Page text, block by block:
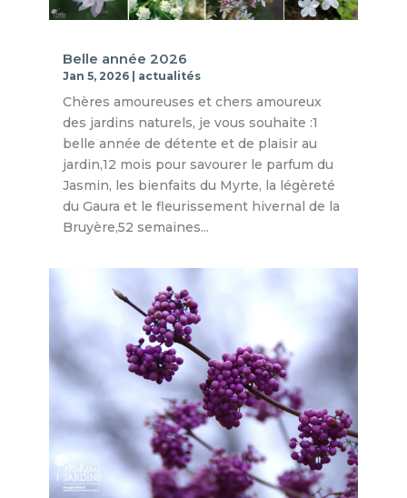
Belle année 2026
Jan 5, 2026| actualités
Chères amoureuses et chers amoureux
des jardins naturels, je vous souhaite :1
belle année de détente et de plaisir au
jardin,12 mois pour savourer le parfum du
Jasmin, les bienfaits du Myrte, la légèreté
du Gaura et le fleurissement hivernal de la
Bruyère,52 semaines...